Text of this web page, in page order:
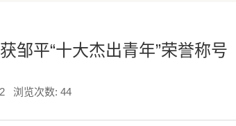
邹平“十大杰出青年”荣誉称号
浏览次数: 44